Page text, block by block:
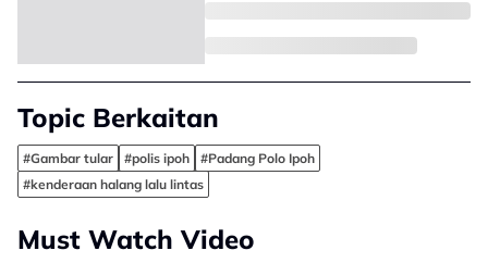
Topic Berkaitan
#Gambar tular #polis ipoh
#Padang Polo Ipoh
#kenderaan halang lalu lintas
Must Watch Video